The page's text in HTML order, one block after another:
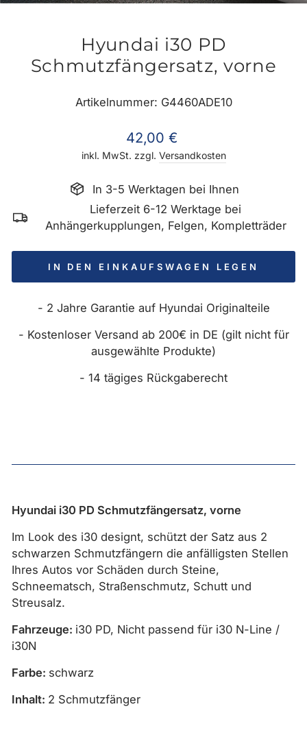
Hyundai i30 PD
Schmutzfängersatz, vorne
Artikelnummer: G4460ADE10
Normaler
Preis
42,00 €
inkl. MwSt. zzgl. Versandkosten
In 3-5 Werktagen bei Ihnen
Lieferzeit 6-12 Werktage bei
Anhängerkupplungen, Felgen, Kompletträder
IN DEN EINKAUFSWAGEN LEGEN
- 2 Jahre Garantie auf Hyundai Originalteile
- Kostenloser Versand ab 200€ in DE (gilt nicht für
ausgewählte Produkte)
- 14 tägiges Rückgaberecht
Hyundai i30 PD Schmutzfängersatz, vorne
Im Look des i30 designt, schützt der Satz aus 2
schwarzen Schmutzfängern die anfälligsten Stellen
Ihres Autos vor Schäden durch Steine,
Schneematsch, Straßenschmutz, Schutt und
Streusalz.
Fahrzeuge: i30 PD, Nicht passend für i30 N-Line /
i30N
Farbe: schwarz
Inhalt: 2 Schmutzfänger